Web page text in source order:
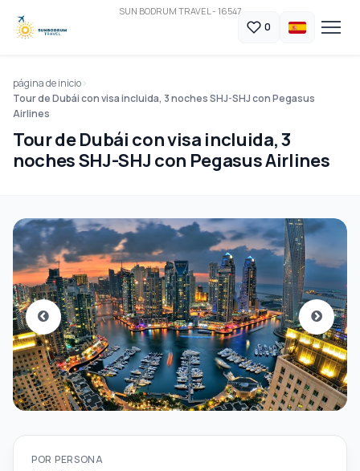
SUN BODRUM TRAVEL - 16547
0
página de inicio
Tour de Dubái con visa incluida, 3 noches SHJ-SHJ con Pegasus
Airlines
Tour de Dubái con visa incluida, 3
noches SHJ-SHJ con Pegasus Airlines
POR PERSONA